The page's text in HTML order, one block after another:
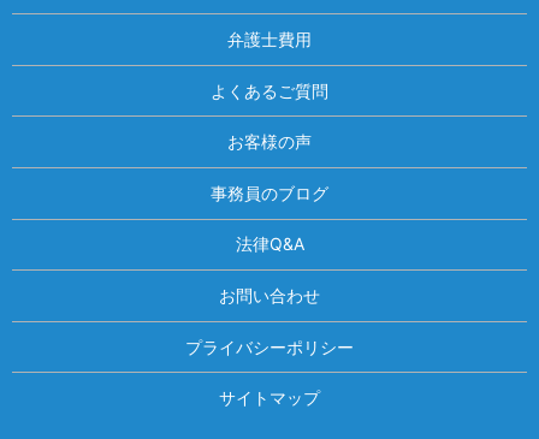
弁護士費用
よくあるご質問
お客様の声
事務員のブログ
法律Q&A
お問い合わせ
プライバシーポリシー
サイトマップ